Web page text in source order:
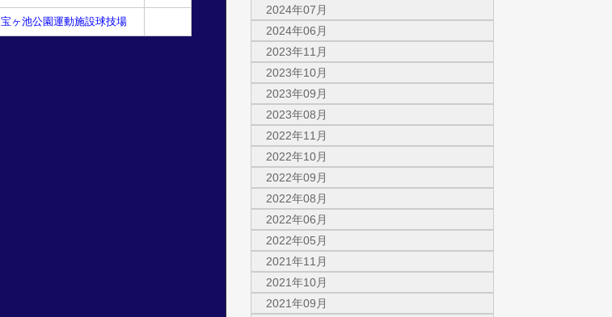
宝ヶ池公園運動施設球技場
2024年07月
2024年06月
2023年11月
2023年10月
2023年09月
2023年08月
2022年11月
2022年10月
2022年09月
2022年08月
2022年06月
2022年05月
2021年11月
2021年10月
2021年09月